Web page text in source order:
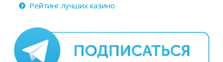
Рейтинг лучших казино